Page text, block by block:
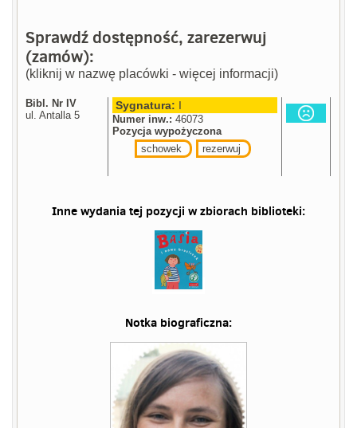
Sprawdź dostępność, zarezerwuj
(zamów):
(kliknij w nazwę placówki - więcej informacji)
Bibl. Nr IV
ul. Antalla 5
Sygnatura: I
Numer inw.: 46073
Pozycja wypożyczona
schowek
rezerwuj
Inne wydania tej pozycji w zbiorach biblioteki:
Notka biograficzna: